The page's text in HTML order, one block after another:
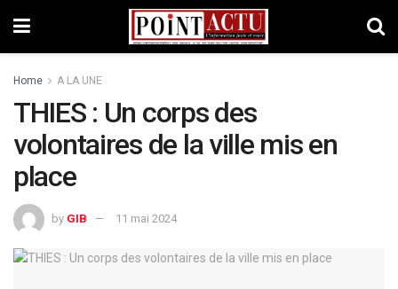
Home A LA UNE
THIES : Un corps des
volontaires de la ville mis en
place
by GIB 11 mai 2024